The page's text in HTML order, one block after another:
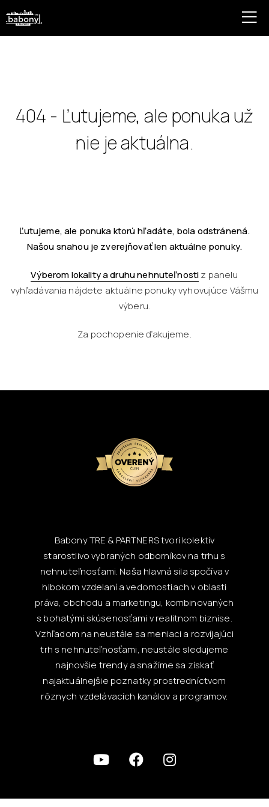
404 - Ľutujeme, ale ponuka už
nie je aktuálna.
Ľutujeme, ale ponuka ktorú hľadáte, bola odstránená.
Našou snahou je zverejňovať len aktuálne ponuky.
Výberom lokality a druhu nehnuteľnostiz panelu
vyhľadávania nájdete aktuálne ponuky vyhovujúce Vášmu
výberu.
Za pochopenie ďakujeme.
Babony TRE & PARTNERS tvorí kolektív
starostlivo vybraných odborníkov na trhu s
nehnuteľnosťami. Naša hlavná sila spočíva v
hlbokom vzdelaní a vedomostiach v oblasti
práva, obchodu a marketingu, kombinovaných
s bohatými skúsenosťami v realitnom biznise.
Vzhľadom na neustále sa meniaci a rozvíjajúci
trh s nehnuteľnosťami, neustále sledujeme
najnovšie trendy a snažíme sa získať
najaktuálnejšie poznatky prostredníctvom
rôznych vzdelávacích kanálov a programov.